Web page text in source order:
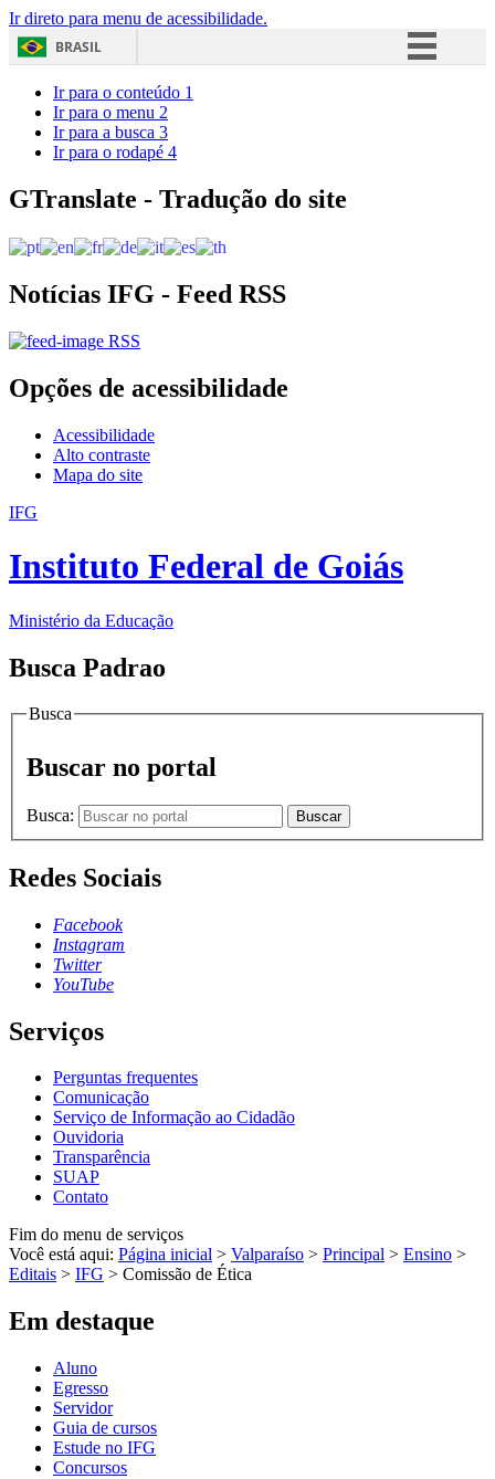
Ir direto para menu de acessibilidade.
BRASIL
Acesso à informação
Ir para o conteúdo 1
Ir para o menu 2
Ir para a busca 3
Ir para o rodapé 4
GTranslate - Tradução do site
Notícias IFG - Feed RSS
RSS
Opções de acessibilidade
Acessibilidade
Alto contraste
Mapa do site
IFG
Instituto Federal de Goiás
Ministério da Educação
Busca Padrao
Busca
Buscar no portal
Busca: Buscar
Redes Sociais
Facebook
Instagram
Twitter
YouTube
Serviços
Perguntas frequentes
Comunicação
Serviço de Informação ao Cidadão
Ouvidoria
Transparência
SUAP
Contato
Fim do menu de serviços
Você está aqui: Página inicial > Valparaíso > Principal > Ensino >
Editais > IFG > Comissão de Ética
Em destaque
Aluno
Egresso
Servidor
Guia de cursos
Estude no IFG
Concursos